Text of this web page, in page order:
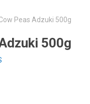
Peas Adzuki 500g
500g